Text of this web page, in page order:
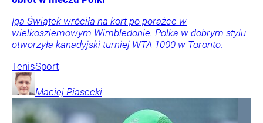
Iga Świątek wróciła na kort po porażce w
wielkoszlemowym Wimbledonie. Polka w dobrym stylu
otworzyła kanadyjski turniej WTA 1000 w Toronto.
TenisSport
Maciej Piasecki